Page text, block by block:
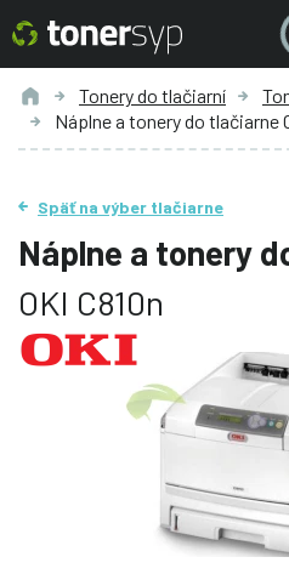
Tonery do tlačiarní
Náplne a tonery do tlačiarne
Späť na výber tlačiarne
Náplne a tonery
OKI C810n